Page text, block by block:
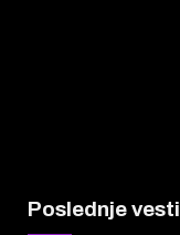
Poslednje vesti